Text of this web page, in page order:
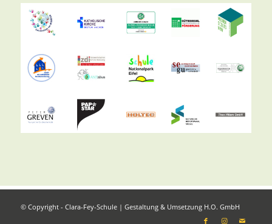
© Copyright - Clara-Fey-Schule | Gestaltung & Umsetzung H.O. GmbH